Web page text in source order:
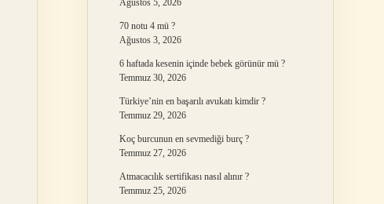
Ağustos 5, 2026
70 notu 4 mü ?
Ağustos 3, 2026
6 haftada kesenin içinde bebek görünür mü ?
Temmuz 30, 2026
Türkiye’nin en başarılı avukatı kimdir ?
Temmuz 29, 2026
Koç burcunun en sevmediği burç ?
Temmuz 27, 2026
Atmacacılık sertifikası nasıl alınır ?
Temmuz 25, 2026